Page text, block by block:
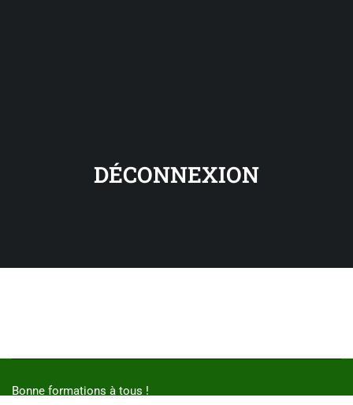
DÉCONNEXION
Bonne formations à tous !